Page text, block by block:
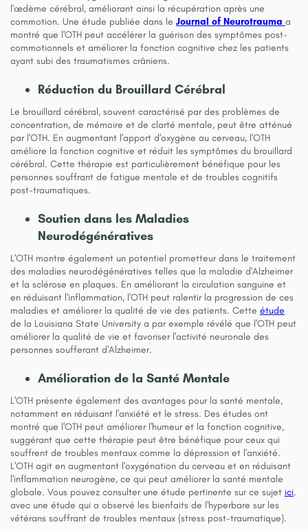
l'œdème cérébral, améliorant ainsi la récupération après une
commotion. Une étude publiée dans le Journal of Neurotrauma a
montré que l'OTH peut accélérer la guérison des symptômes post-
commotionnels et améliorer la fonction cognitive chez les patients
ayant subi des traumatismes crâniens.
Réduction du Brouillard Cérébral
Le brouillard cérébral, souvent caractérisé par des problèmes de
concentration, de mémoire et de clarté mentale, peut être atténué
par l'OTH. En augmentant l'apport d'oxygène au cerveau, l'OTH
améliore la fonction cognitive et réduit les symptômes du brouillard
cérébral. Cette thérapie est particulièrement bénéfique pour les
personnes souffrant de fatigue mentale et de troubles cognitifs
post-traumatiques.
Soutien dans les Maladies
Neurodégénératives
L'OTH montre également un potentiel prometteur dans le traitement
des maladies neurodégénératives telles que la maladie d'Alzheimer
et la sclérose en plaques. En améliorant la circulation sanguine et
en réduisant l'inflammation, l'OTH peut ralentir la progression de ces
maladies et améliorer la qualité de vie des patients. Cette étude
de la Louisiana State University a par exemple révélé que l'OTH peut
améliorer la qualité de vie et favoriser l'activité neuronale des
personnes soufferant d'Alzheimer.
Amélioration de la Santé Mentale
L'OTH présente également des avantages pour la santé mentale,
notamment en réduisant l'anxiété et le stress. Des études ont
montré que l'OTH peut améliorer l'humeur et la fonction cognitive,
suggérant que cette thérapie peut être bénéfique pour ceux qui
souffrent de troubles mentaux comme la dépression et l'anxiété.
L'OTH agit en augmentant l'oxygénation du cerveau et en réduisant
l'inflammation neurogène, ce qui peut améliorer la santé mentale
globale. Vous pouvez consulter une étude pertinente sur ce sujet ici.
avec une étude qui a observé les bienfaits de l'hyperbare sur les
vétérans souffrant de troubles mentaux (stress post-traumatique).